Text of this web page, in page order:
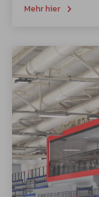
Mehr hier